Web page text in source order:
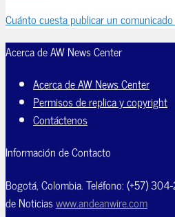
Cuánto cuesta publicar un
Acerca de AW News Center
Acerca de AW News Center
Permisos de replica y copyright
Contáctenos
Información de Contacto
Bogotá, Colombia. Teléfono: (+57)
de Noticiaswww.andeanwire.com